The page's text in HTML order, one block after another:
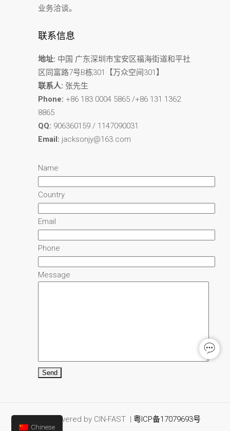
业务洽谈。
联系信息
地址: 中国 广东深圳市宝安区福海街道和平社
区同富路7号B栋301【万众空间301】
联系人: 张先生
Phone: +86 183 0004 5865 /+86 131 1362
8865
QQ: 906360159 / 1147090031
Email: jacksonjy@163.com
Name
Country
Email
Phone
Message
Powered by CIN-FAST | 粤ICP备17079693号
Chinese